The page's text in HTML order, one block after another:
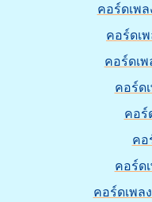
คอร์ดเพ
คอร์ดเ
คอร์ดเ
คอร์ด
คอร์
คอ
คอร์ด
คอร์ดเพล